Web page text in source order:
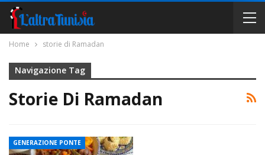
Home storie di Ramadan
Navigazione Tag
Storie Di Ramadan
GENERAZIONE PONTE